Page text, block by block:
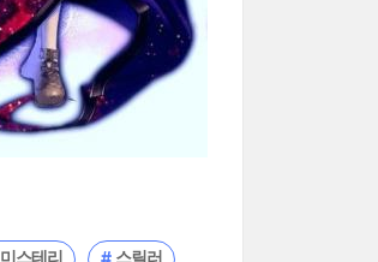
미스테리 스릴러